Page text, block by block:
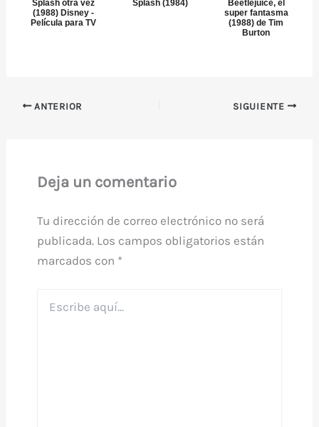
Splash otra vez
(1988) Disney -
Película para TV
Splash (1984)
Beetlejuice, el
super fantasma
(1988) de Tim
Burton
ANTERIOR SIGUIENTE
Deja un comentario
Tu dirección de correo electrónico no será
publicada. Los campos obligatorios están
marcados con *
aquí...